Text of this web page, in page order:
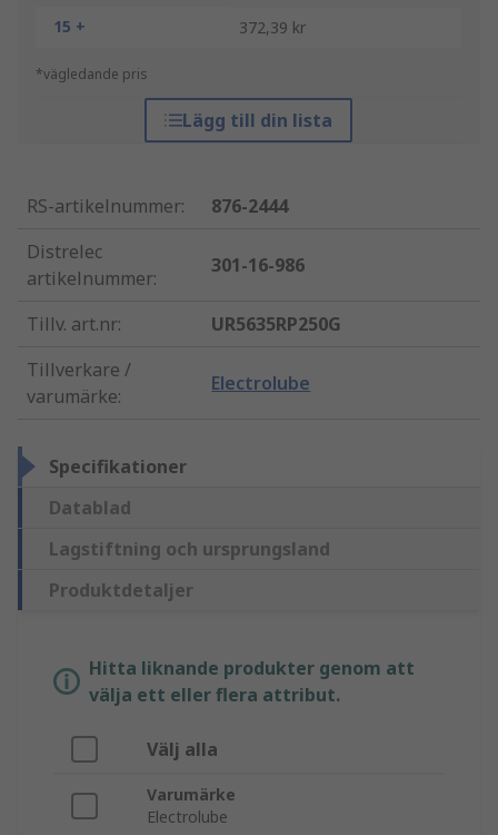
15 +
372,39 kr
*vägledande pris
Lägg till din lista
RS-artikelnummer:
876-2444
Distrelec
artikelnummer:
301-16-986
Tillv. art.nr:
UR5635RP250G
Tillverkare /
varumärke:
Electrolube
Specifikationer
Datablad
Lagstiftning och ursprungsland
Produktdetaljer
Hitta liknande produkter genom att
välja ett eller flera attribut.
Välj alla
Varumärke
Electrolube